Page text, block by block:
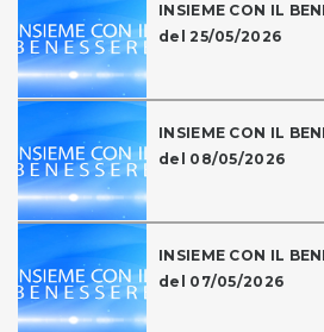
INSIEME CON IL
del 25/05/2026
INSIEME CON IL
del 08/05/2026
INSIEME CON IL
del 07/05/2026